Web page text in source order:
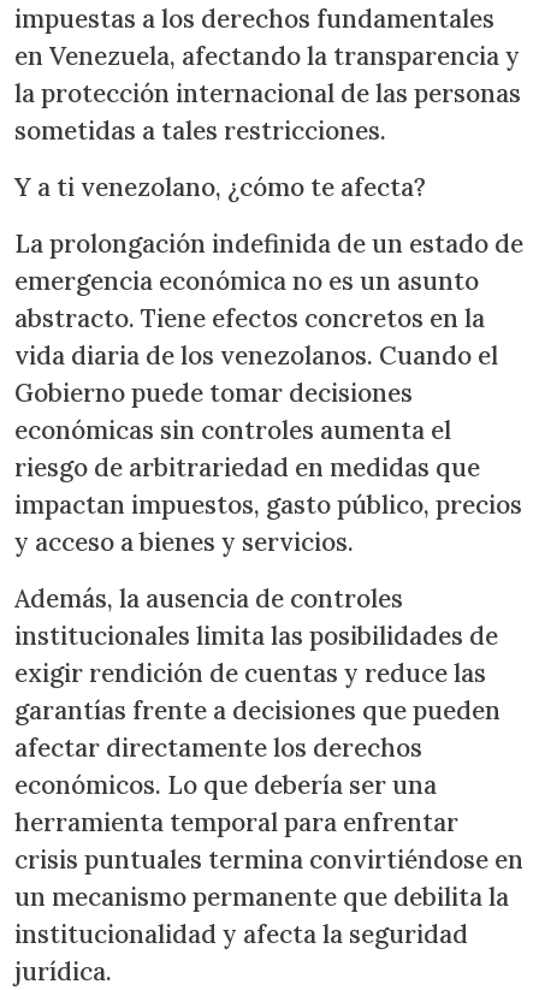
impuestas a los derechos fundamentales
en Venezuela, afectando la transparencia y
la protección internacional de las personas
sometidas a tales restricciones.
Y a ti venezolano, ¿cómo te afecta?
La prolongación indefinida de un estado de
emergencia económica no es un asunto
abstracto. Tiene efectos concretos en la
vida diaria de los venezolanos. Cuando el
Gobierno puede tomar decisiones
económicas sin controles aumenta el
riesgo de arbitrariedad en medidas que
impactan impuestos, gasto público, precios
y acceso a bienes y servicios.
Además, la ausencia de controles
institucionales limita las posibilidades de
exigir rendición de cuentas y reduce las
garantías frente a decisiones que pueden
afectar directamente los derechos
económicos. Lo que debería ser una
herramienta temporal para enfrentar
crisis puntuales termina convirtiéndose en
un mecanismo permanente que debilita la
institucionalidad y afecta la seguridad
jurídica.